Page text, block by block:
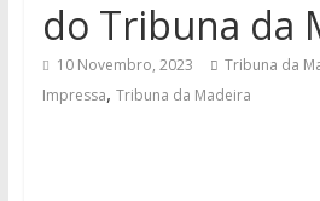
do Tribuna da
10 Novembro, 2023 Tribuna da
Impressa, Tribuna da Madeira